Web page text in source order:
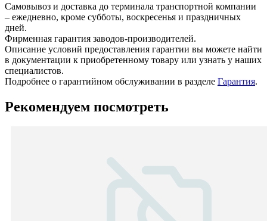
Самовывоз и доставка до терминала транспортной компании
– ежедневно, кроме субботы, воскресенья и праздничных
дней.
Фирменная гарантия заводов-производителей.
Описание условий предоставления гарантии вы можете найти
в документации к приобретенному товару или узнать у наших
специалистов.
Подробнее о гарантийном обслуживании в разделе Гарантия.
Рекомендуем посмотреть